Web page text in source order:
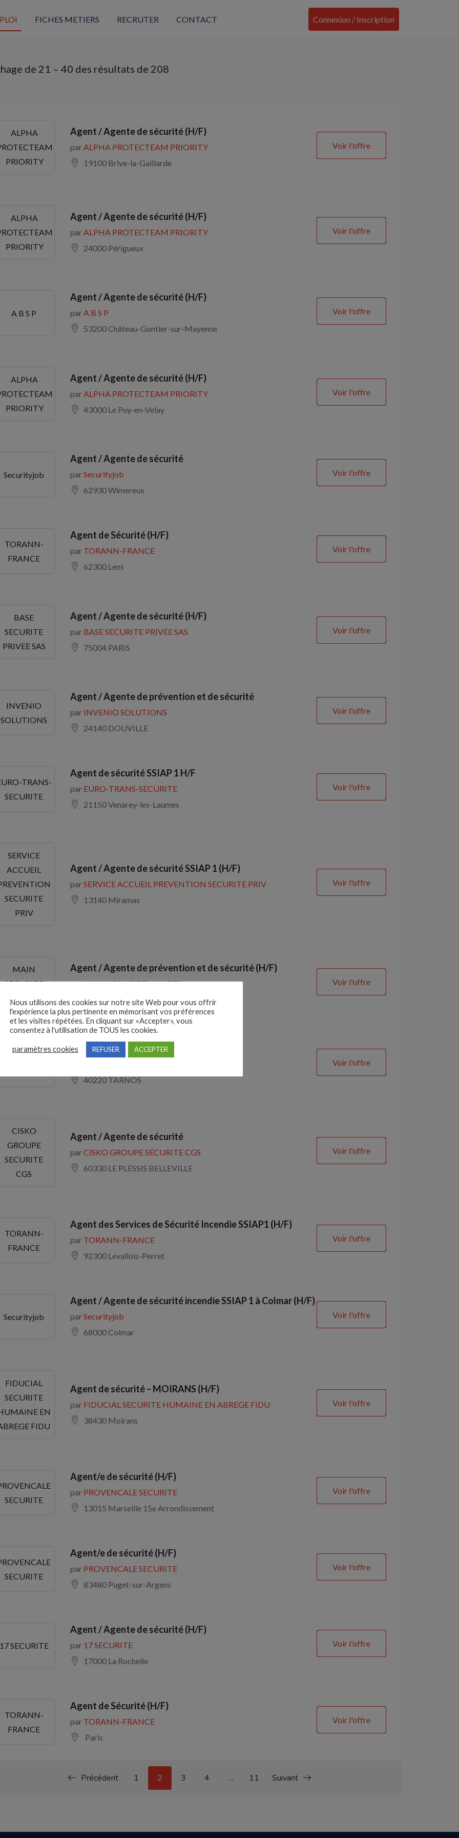
FICHES METIERS RECRUTER CONTACT Connexion / Inscription
de 21 – 40 des résultats de 208
ALPHA
PRIORITY
Agent / Agente de sécurité (H/F)
par ALPHA PROTECTEAM PRIORITY
19100 Brive-la-Gaillarde
Voir l'offre
ALPHA
PRIORITY
Agent / Agente de sécurité (H/F)
par ALPHA PROTECTEAM PRIORITY
24000 Périgueux
Voir l'offre
A B S P
Agent / Agente de sécurité (H/F)
parA B S P
53200 Château-Gontier-sur-Mayenne
Voir l'offre
ALPHA
PRIORITY
Agent / Agente de sécurité (H/F)
par ALPHA PROTECTEAM PRIORITY
43000 Le Puy-en-Velay
Voir l'offre
Securityjob
Agent / Agente de sécurité
parSecurityjob
62930 Wimereux
Voir l'offre
TORANN-
FRANCE
Agent de Sécurité (H/F)
par TORANN-FRANCE
62300 Lens
Voir l'offre
BASE
SECURITE
PRIVEE SAS
Agent / Agente de sécurité (H/F)
par BASE SECURITE PRIVEE SAS
75004 PARIS
Voir l'offre
INVENIO
SOLUTIONS
Agent / Agente de prévention et de sécurité
par INVENIO SOLUTIONS
24140 DOUVILLE
Voir l'offre
TRANS-
SECURITE
Agent de sécurité SSIAP 1 H/F
par EURO-TRANS-SECURITE
21150 Venarey-les-Laumes
Voir l'offre
SERVICE
ACCUEIL
SECURITE
PRIV
Agent / Agente de sécurité SSIAP 1 (H/F)
parSERVICE ACCUEIL PREVENTION SECURITE PRIV
13140 Miramas
Voir l'offre
MAIN
SECURITE
NANTES
Agent / Agente de prévention et de sécurité (H/F)
parMAIN SECURITE NANTES
49400 SAUMUR
Voir l'offre
Agent / Agente de sécurité (H/F)
40220 TARNOS
Voir l'offre
CISKO
GROUPE
SECURITE
CGS
Agent / Agente de sécurité
parCISKO GROUPE SECURITE CGS
60330 LE PLESSIS BELLEVILLE
Voir l'offre
TORANN-
FRANCE
Agent des Services de Sécurité Incendie SSIAP1 (H/F)
par TORANN-FRANCE
92300 Levallois-Perret
Voir l'offre
Securityjob
Agent / Agente de sécurité incendie SSIAP 1 à Colmar (H/F)
parSecurityjob
68000 Colmar
Voir l'offre
FIDUCIAL
SECURITE
EN
FIDU
Agent de sécurité – MOIRANS (H/F)
par FIDUCIAL SECURITE HUMAINE EN ABREGE FIDU
38430 Moirans
Voir l'offre
SECURITE
Agent/e de sécurité (H/F)
par PROVENCALE SECURITE
13015 Marseille 15e Arrondissement
Voir l'offre
SECURITE
Agent/e de sécurité (H/F)
par PROVENCALE SECURITE
83480 Puget-sur-Argens
Voir l'offre
17 SECURITE
Agent / Agente de sécurité (H/F)
par 17 SECURITE
17000 La Rochelle
Voir l'offre
TORANN-
FRANCE
Agent de Sécurité (H/F)
par TORANN-FRANCE
Paris
Voir l'offre
Précédent 1 2 3 4 … 11 Suivant
Nous utilisons des cookies sur notre site Web pour vous offrir
l'expérience la plus pertinente en mémorisant vos préférences
et les visites répétées. En cliquant sur «Accepter», vous
consentez à l'utilisation de TOUS les cookies.
paramètres cookies REFUSER ACCEPTER